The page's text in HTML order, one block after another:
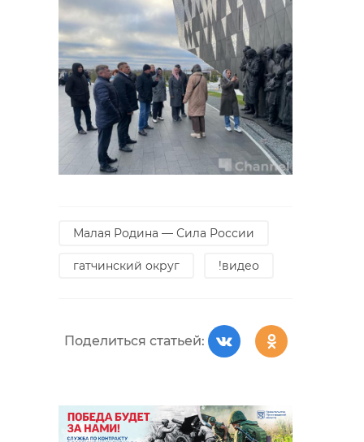
Малая Родина — Сила России
гатчинский округ !видео
Поделиться статьей: